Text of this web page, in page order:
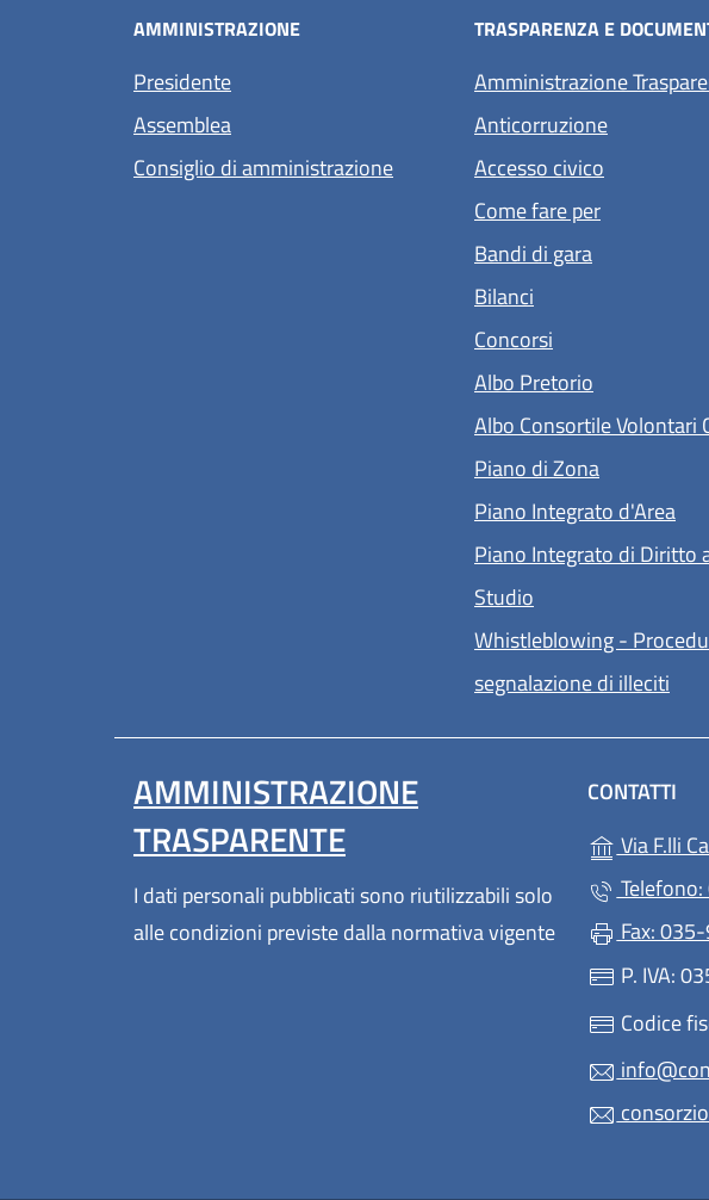
AMMINISTRAZIONE
Presidente
Assemblea
Consiglio di amministrazione
TRASPARENZA E
Amministrazione
Anticorruzione
Accesso civico
Come fare per
Bandi di gara
Bilanci
Concorsi
Albo Pretorio
Albo Consortile Volontari
Piano di Zona
Piano Integrato d'Area
Piano Integrato di Diritto
Studio
Whistleblowing -
segnalazione di illeciti
AMMINISTRAZIONE
TRASPARENTE
I dati personali pubblicati sono riutilizzabili solo
alle condizioni previste dalla normativa vigente
CONTATTI
Via F.lli
Fax:
P. IVA:
Codice